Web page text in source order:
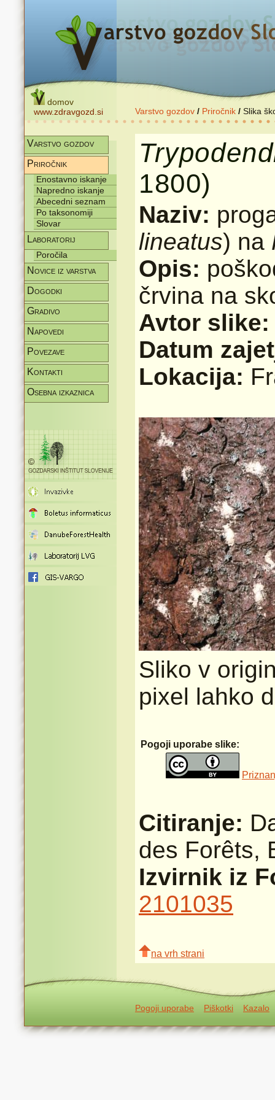
domov
www.zdravgozd.si
Varstvo gozdov / Priročnik / Slika
Varstvo gozdov
Priročnik
Enostavno iskanje
Napredno iskanje
Abecedni seznam
Po taksonomiji
Slovar
Laboratorij
Poročila
Novice iz varstva
Dogodki
Gradivo
Napovedi
Povezave
Kontakti
Osebna izkaznica
1800)
Naziv:
lineatus) na
Opis:
črvina na
Avtor
Datum
Lokacija:
Sliko v
pixel lahko
Pogoji uporabe slike:
Citiranje:
des Forêts,
Izvirnik iz
2101035
na vrh strani
Pogoji uporabe Piškotki Kazalo